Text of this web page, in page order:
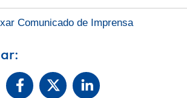
Comunicado de Imprensa